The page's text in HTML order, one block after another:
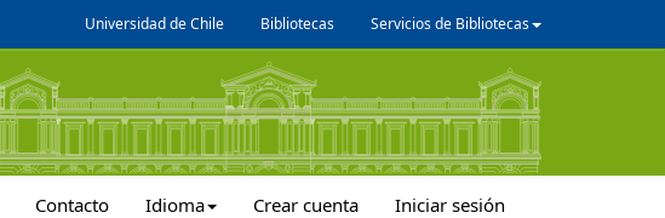
Universidad de Chile Bibliotecas Servicios de Bibliotecas
Contacto Idioma Crear cuenta Iniciar sesión